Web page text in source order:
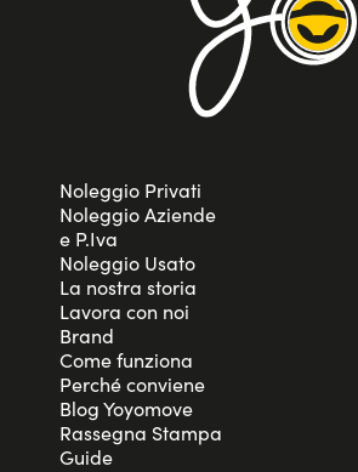
Noleggio Privati
Noleggio Aziende
e P.Iva
Noleggio Usato
La nostra storia
Lavora con noi
Brand
Come funziona
Perché conviene
Blog Yoyomove
Rassegna Stampa
Guide